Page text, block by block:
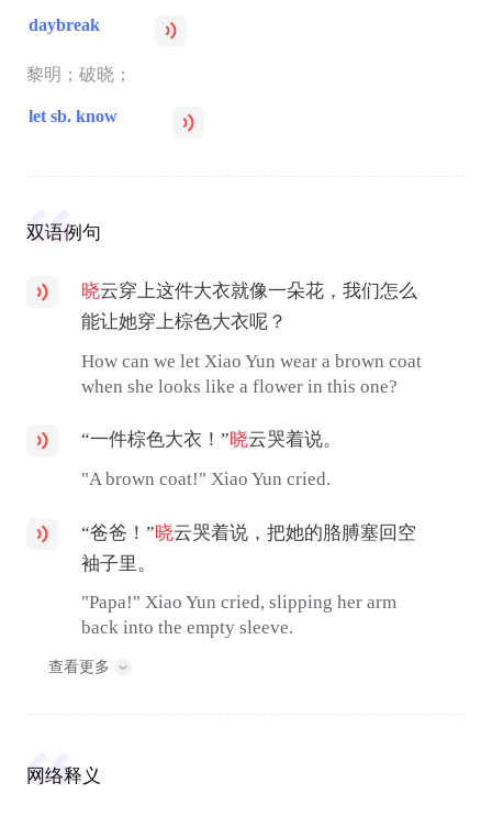
daybreak
黎明；破晓；
let sb. know
双语例句
晓云穿上这件大衣就像一朵花，我们怎么
能让她穿上棕色大衣呢？
How can we let Xiao Yun wear a brown coat
when she looks like a flower in this one?
“一件棕色大衣！”晓云哭着说。
"A brown coat!" Xiao Yun cried.
“爸爸！”晓云哭着说，把她的胳膊塞回空
袖子里。
"Papa!" Xiao Yun cried, slipping her arm
back into the empty sleeve.
查看更多
网络释义